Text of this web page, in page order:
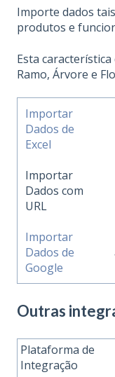
Importe dados
produtos e
Esta
Ramo, Árvore e
Importar
Dados de
Excel
Importar
Dados com
URL
Importar
Dados de
Google
Outras
Plataforma de
Integração